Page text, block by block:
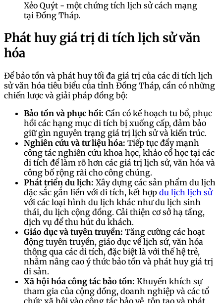
Xẻo Quýt - một chứng tích lịch sử cách mạng
tại Đồng Tháp.
Phát huy giá trị di tích lịch sử văn
hóa
Để bảo tồn và phát huy tối đa giá trị của các di tích lịch
sử văn hóa tiêu biểu của tỉnh Đồng Tháp, cần có những
chiến lược và giải pháp đồng bộ:
Bảo tồn và phục hồi: Cần có kế hoạch tu bổ, phục
hồi các hạng mục di tích bị xuống cấp, đảm bảo
giữ gìn nguyên trạng giá trị lịch sử và kiến trúc.
Nghiên cứu và tư liệu hóa: Tiếp tục đẩy mạnh
công tác nghiên cứu khoa học, khảo cổ học tại các
di tích để làm rõ hơn các giá trị lịch sử, văn hóa và
công bố rộng rãi cho công chúng.
Phát triển du lịch: Xây dựng các sản phẩm du lịch
đặc sắc gắn liền với di tích, kết hợp du lịch lịch sử
với các loại hình du lịch khác như du lịch sinh
thái, du lịch cộng đồng. Cải thiện cơ sở hạ tầng,
dịch vụ để thu hút du khách.
Giáo dục và tuyên truyền: Tăng cường các hoạt
động tuyên truyền, giáo dục về lịch sử, văn hóa
thông qua các di tích, đặc biệt là với thế hệ trẻ,
nhằm nâng cao ý thức bảo tồn và phát huy giá trị
di sản.
Xã hội hóa công tác bảo tồn: Khuyến khích sự
tham gia của cộng đồng, doanh nghiệp và các tổ
chức xã hội vào công tác bảo vệ, tôn tạo và phát